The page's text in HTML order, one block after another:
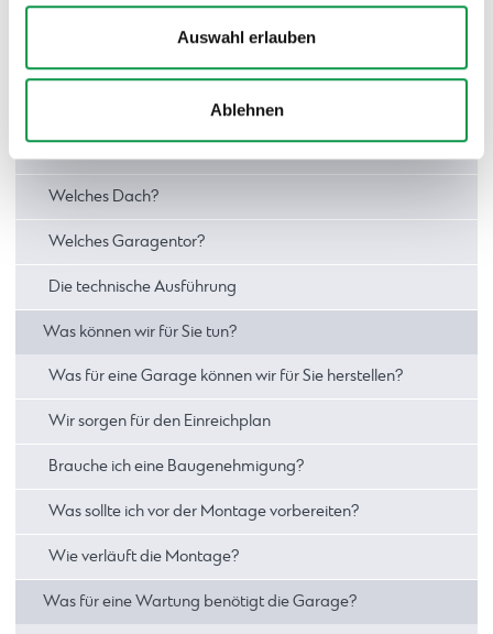
Auswahl erlauben
Ablehnen
Was für Materialien nutzen wir?
Welches Dach?
Welches Garagentor?
Die technische Ausführung
Was können wir für Sie tun?
Was für eine Garage können wir für Sie herstellen?
Wir sorgen für den Einreichplan
Brauche ich eine Baugenehmigung?
Was sollte ich vor der Montage vorbereiten?
Wie verläuft die Montage?
Was für eine Wartung benötigt die Garage?